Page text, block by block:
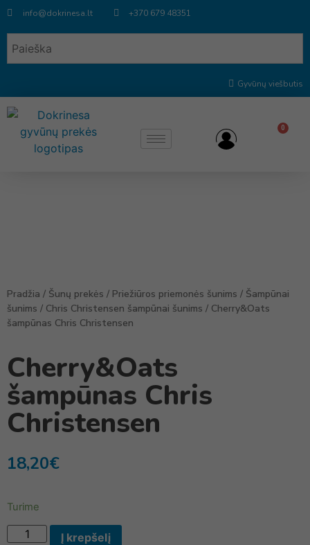
info@dokrinesa.lt +370 679 48351
Gyvūnų viešbutis
0
Pradžia / Šunų prekės / Priežiūros priemonės šunims / Šampūnai
šunims / Chris Christensen šampūnai šunims / Cherry&Oats
šampūnas Chris Christensen
Cherry&Oats
šampūnas Chris
Christensen
18,20€
Turime
Į krepšelį